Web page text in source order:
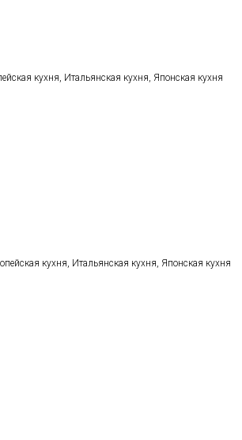
кухня, Итальянская кухня, Японская кухня
кухня, Итальянская кухня, Японская кухня